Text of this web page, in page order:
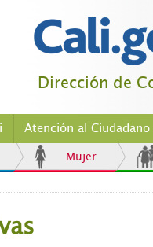
Dirección de
Atención al Ciudadano
Mujer